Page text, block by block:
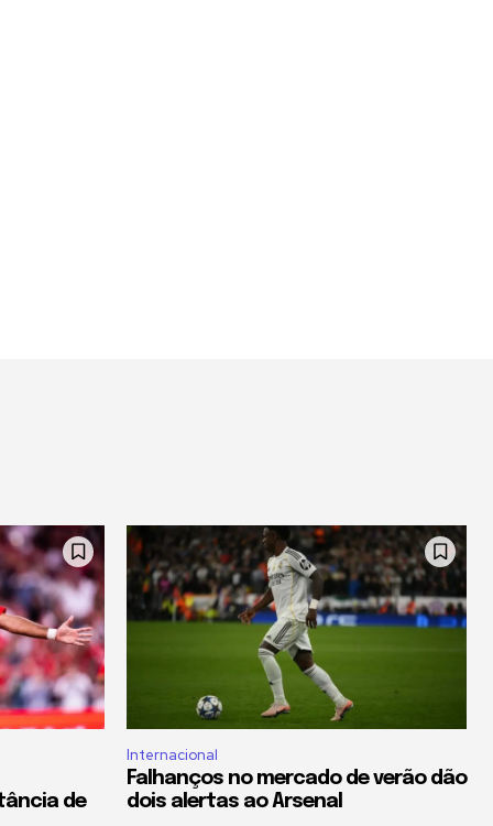
de
Internacional
Falhanços no mercado de verão dão
dois alertas ao Arsenal